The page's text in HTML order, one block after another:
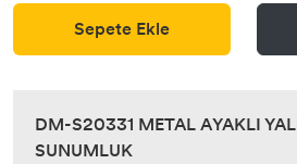
Sepete Ekle
DM-S20331 METAL AYAKLI
SUNUMLUK